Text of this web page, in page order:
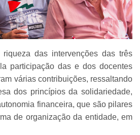
das intervenções das três
participação das e dos docentes
várias contribuições, ressaltando
dos princípios da solidariedade,
financeira, que são pilares
de organização da entidade, em